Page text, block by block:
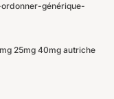
générique-
25mg 40mg autriche